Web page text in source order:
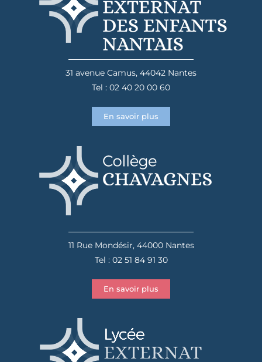
31 avenue Camus, 44042 Nantes
Tel : 02 40 20 00 60
En savoir plus
11 Rue Mondésir, 44000 Nantes
Tel : 02 51 84 91 30
En savoir plus